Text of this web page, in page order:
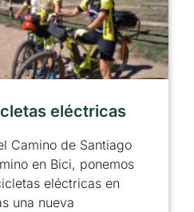
eléctricas
Camino de Santiago
en Bici, ponemos
eléctricas en
una nueva